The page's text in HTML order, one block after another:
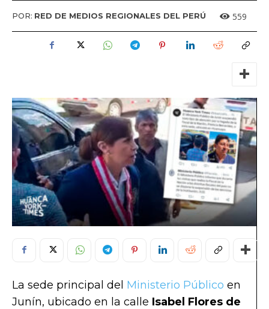
POR: RED DE MEDIOS REGIONALES DEL PERÚ 559
La sede principal del Ministerio Público en
Junín, ubicado en la calle Isabel Flores de